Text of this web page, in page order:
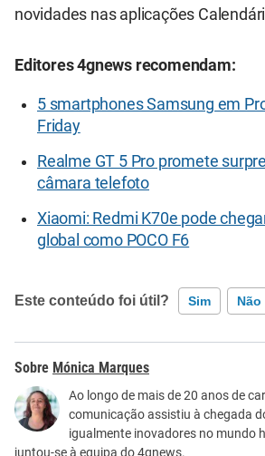
novidades nas aplicações
Editores 4gnews recomendam:
5 smartphones Samsung em
Friday
Realme GT 5 Pro promete
câmara telefoto
Xiaomi: Redmi K70e pode
global como POCO F6
Este conteúdo foi útil? Sim Não
Este conteúdo contém informação
Este conteúdo não tem a informação
Outro
Mónica Marques
Ao longo de mais de 20 anos de
comunicação assistiu à chegada
igualmente inovadores no mundo
juntou-se à equipa do 4gnews.